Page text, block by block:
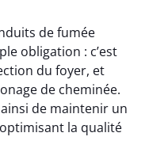
de fumée
obligation : c’est
du foyer, et
de cheminée.
de maintenir un
la qualité